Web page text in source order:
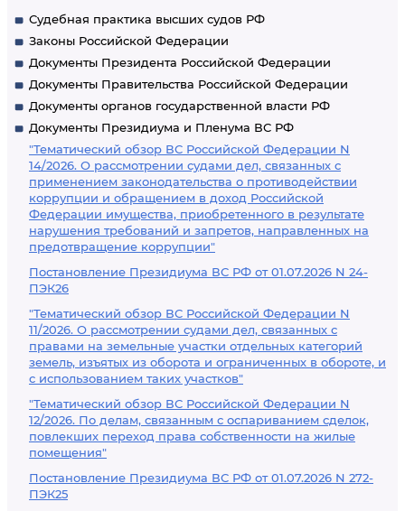
Судебная практика высших судов РФ
Законы Российской Федерации
Документы Президента Российской Федерации
Документы Правительства Российской Федерации
Документы органов государственной власти РФ
Документы Президиума и Пленума ВС РФ
"Тематический обзор ВС Российской Федерации N
14/2026. О рассмотрении судами дел, связанных с
применением законодательства о противодействии
коррупции и обращением в доход Российской
Федерации имущества, приобретенного в результате
нарушения требований и запретов, направленных на
предотвращение коррупции"
Постановление Президиума ВС РФ от 01.07.2026 N 24-
ПЭК26
"Тематический обзор ВС Российской Федерации N
11/2026. О рассмотрении судами дел, связанных с
правами на земельные участки отдельных категорий
земель, изъятых из оборота и ограниченных в обороте, и
с использованием таких участков"
"Тематический обзор ВС Российской Федерации N
12/2026. По делам, связанным с оспариванием сделок,
повлекших переход права собственности на жилые
помещения"
Постановление Президиума ВС РФ от 01.07.2026 N 272-
ПЭК25